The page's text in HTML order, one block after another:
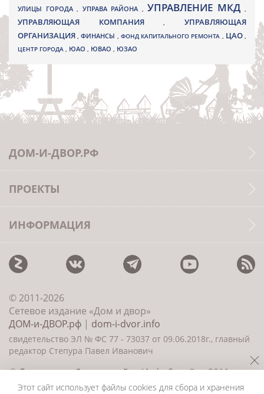
УЛИЦЫ ГОРОДА , УПРАВА РАЙОНА , УПРАВЛЕНИЕ МКД ,
УПРАВЛЯЮЩАЯ КОМПАНИЯ,УПРАВЛЯЮЩАЯ
ОРГАНИЗАЦИЯ,ФИНАНСЫ , ФОНД КАПИТАЛЬНОГО РЕМОНТА , ЦАО,
ЦЕНТР ГОРОДА , ЮАО , ЮВАО , ЮЗАО
ДОМ-И-ДВОР.РФ
ПРОЕКТЫ
ИНФОРМАЦИЯ
© 2011-2026
Сетевое издание «Дом и двор»
ДОМ-и-ДВОР.рф | dom-i-dvor.info
свидетельство ЭЛ № ФС 77 - 73037 от 09.06.2018г., главный
редактор Степура Павел Иванович
©Создание сайта и дизайн«ИнфоДизайн» 2011—
2026
Этот сайт использует файлы cookies для сбора и хранения